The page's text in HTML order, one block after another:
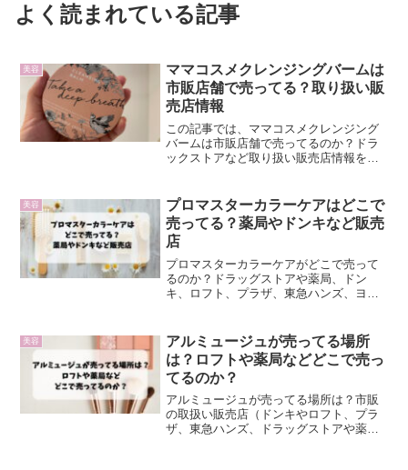
よく読まれている記事
美容
ママコスメクレンジングバームは
市販店舗で売ってる？取り扱い販
売店情報
この記事では、ママコスメクレンジング
バームは市販店舗で売ってるのか？ドラ
ックストアなど取り扱い販売店情報を紹
美容
プロマスターカラーケアはどこで
売ってる？薬局やドンキなど販売
店
プロマスターカラーケアがどこで売って
るのか？ドラッグストアや薬局、ドン
キ、ロフト、プラザ、東急ハンズ、ヨド
美容
アルミュージュが売ってる場所
は？ロフトや薬局などどこで売っ
てるのか？
アルミュージュが売ってる場所は？市販
の取扱い販売店（ドンキやロフト、プラ
ザ、東急ハンズ、ドラッグストアや薬